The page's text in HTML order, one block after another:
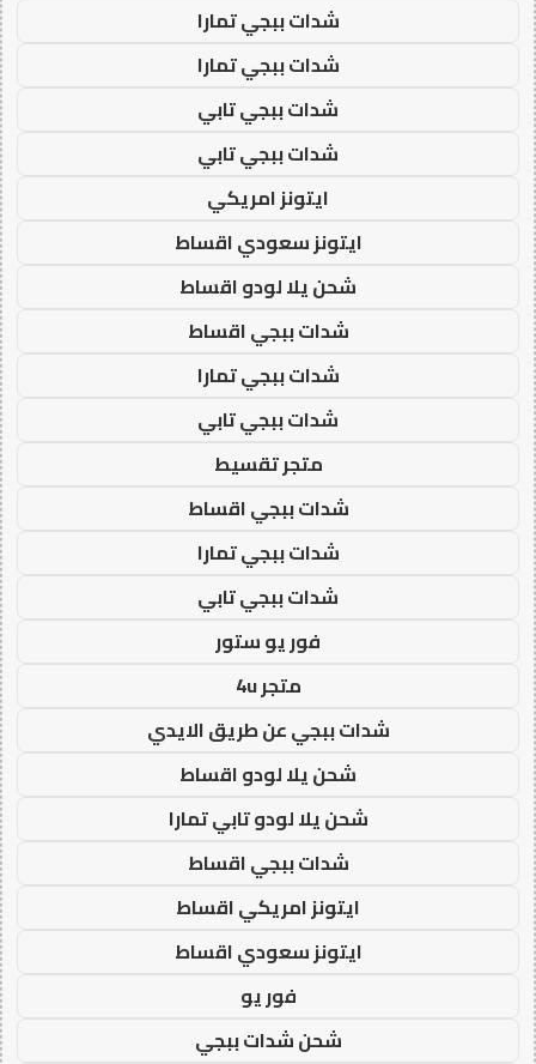
شدات ببجي تمارا
شدات ببجي تمارا
شدات ببجي تابي
شدات ببجي تابي
ايتونز امريكي
ايتونز سعودي اقساط
شحن يلا لودو اقساط
شدات ببجي اقساط
شدات ببجي تمارا
شدات ببجي تابي
متجر تقسيط
شدات ببجي اقساط
شدات ببجي تمارا
شدات ببجي تابي
فور يو ستور
متجر 4u
شدات ببجي عن طريق الايدي
شحن يلا لودو اقساط
شحن يلا لودو تابي تمارا
شدات ببجي اقساط
ايتونز امريكي اقساط
ايتونز سعودي اقساط
فور يو
شحن شدات ببجي